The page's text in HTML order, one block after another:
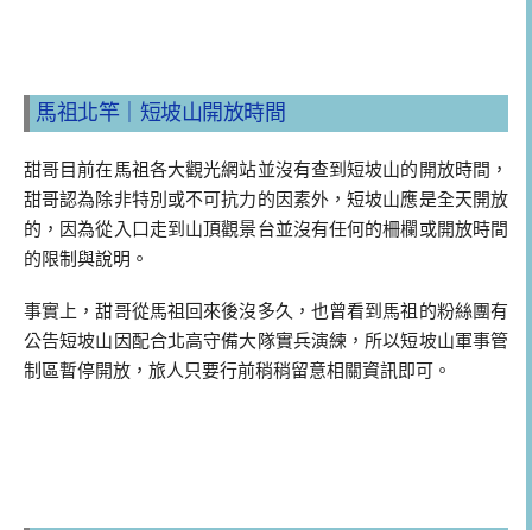
馬祖北竿｜短坡山開放時間
甜哥目前在馬祖各大觀光網站並沒有查到短坡山的開放時間，
甜哥認為除非特別或不可抗力的因素外，短坡山應是全天開放
的，因為從入口走到山頂觀景台並沒有任何的柵欄或開放時間
的限制與說明。
事實上，甜哥從馬祖回來後沒多久，也曾看到馬祖的粉絲團有
公告短坡山因配合北高守備大隊實兵演練，所以短坡山軍事管
制區暫停開放，旅人只要行前稍稍留意相關資訊即可。